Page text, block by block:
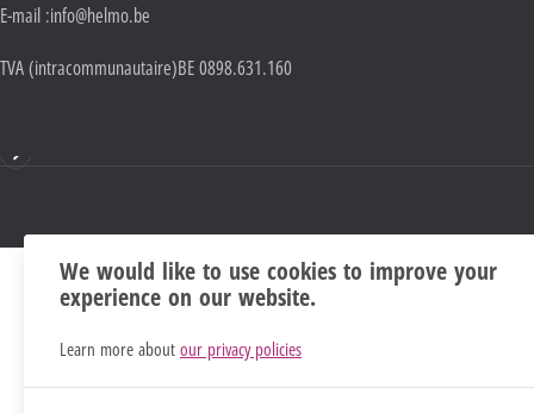
E-mail :info@helmo.be
TVA (intracommunautaire)BE 0898.631.160
We would like to use cookies to improve your
experience on our website.
Learn more about our privacy policies